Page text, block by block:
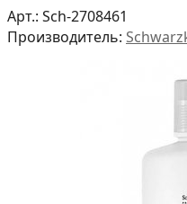
Арт.: Sch-2708461
Производитель: